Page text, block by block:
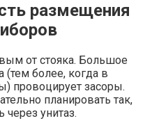
размещения
от стояка. Большое
(тем более, когда в
провоцирует засоры.
планировать так,
через унитаз.